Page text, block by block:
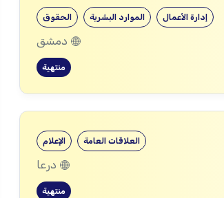
الحقوق الموارد البشرية إدارة الأعمال
دمشق
منتهية
الإعلام العلاقات العامة
درعا
منتهية